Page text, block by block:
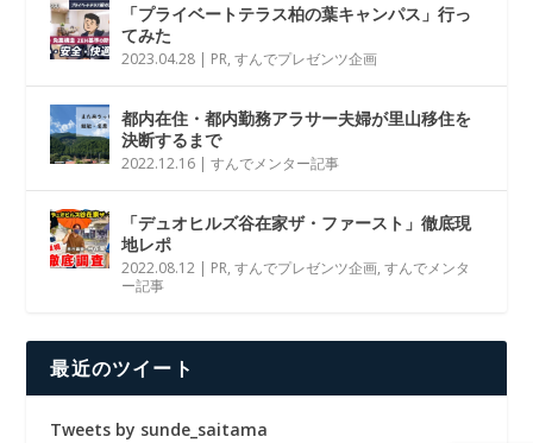
「プライベートテラス柏の葉キャンパス」行っ
てみた
2023.04.28 | PR,すんでプレゼンツ企画
都内在住・都内勤務アラサー夫婦が里山移住を
決断するまで
2022.12.16 |すんでメンター記事
「デュオヒルズ谷在家ザ・ファースト」徹底現
地レポ
2022.08.12 | PR,すんでプレゼンツ企画,すんでメンタ
ー記事
最近のツイート
Tweets by sunde_saitama